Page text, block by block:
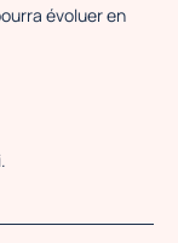
évoluer en